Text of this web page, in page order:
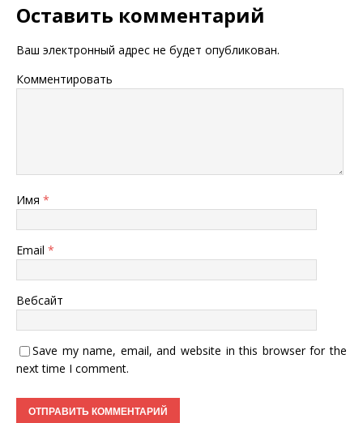
Оставить комментарий
Ваш электронный адрес не будет опубликован.
Комментировать
Имя *
Email *
Вебсайт
Save my name, email, and website in this browser for the
next time I comment.